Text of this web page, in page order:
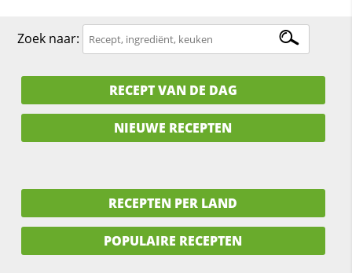
Zoek naar:
RECEPT VAN DE DAG
NIEUWE RECEPTEN
RECEPTEN PER LAND
POPULAIRE RECEPTEN